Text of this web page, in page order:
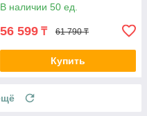
В наличии 50 ед.
56 599 ₸ 61 790 ₸
Купить